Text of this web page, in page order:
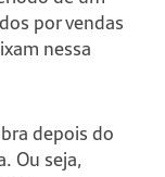
por vendas
nessa
depois do
Ou seja,